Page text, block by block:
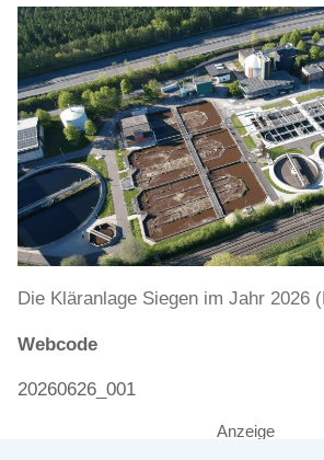
Die Kläranlage Siegen im Jahr 2026
Webcode
20260626_001
Anzeige